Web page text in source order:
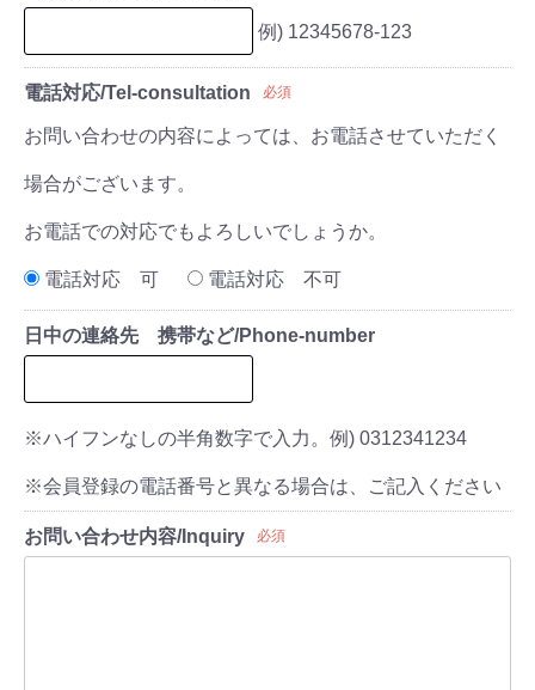
例) 12345678-123
電話対応/Tel-consultation 必須
お問い合わせの内容によっては、お電話させていただく
場合がございます。
お電話での対応でもよろしいでしょうか。
電話対応 可 電話対応 不可
日中の連絡先 携帯など/Phone-number
※ハイフンなしの半角数字で入力。例) 0312341234
※会員登録の電話番号と異なる場合は、ご記入ください
お問い合わせ内容/Inquiry 必須